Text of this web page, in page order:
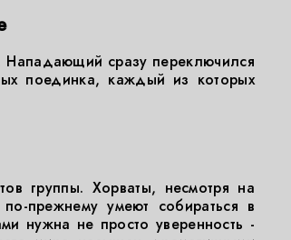
сразу переключился
поединка, каждый из которых
группы. Хорваты, несмотря на
прежнему умеют собираться в
нужна не просто уверенность -